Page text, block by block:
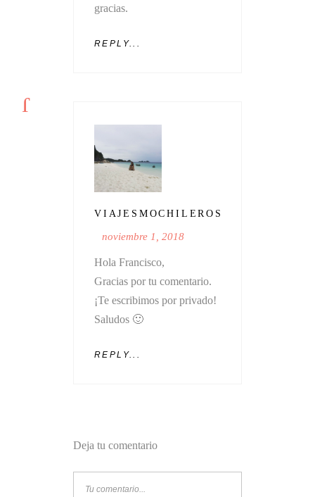
gracias.
REPLY...
VIAJESMOCHILEROS
noviembre 1, 2018
Hola Francisco,
Gracias por tu comentario.
¡Te escribimos por privado!
Saludos 🙂
REPLY...
Deja tu comentario